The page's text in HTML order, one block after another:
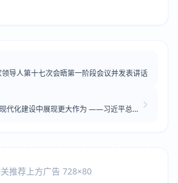
导人第十七次会晤第一阶段会议并发表讲话
代化建设中展现更大作为 ——习近平总书
推荐上方广告 728×80